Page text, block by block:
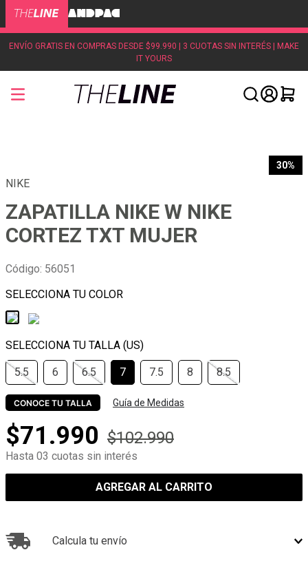
ENVÍO GRATIS EN COMPRAS DESDE $99.990 | 3 CUOTAS SIN INTERÉS | MAKE
IT YOURS
30%
NIKE
ZAPATILLA NIKE W NIKE
CORTEZ TXT MUJER
Código: 56051
5.5 6 6.5 7 7.5 8 8.5
CONOCE TU TALLA Guía de Medidas
$71 .990 $102.990
Hasta 03 cuotas sin interés
AGREGAR AL CARRITO
Calcula tu envío